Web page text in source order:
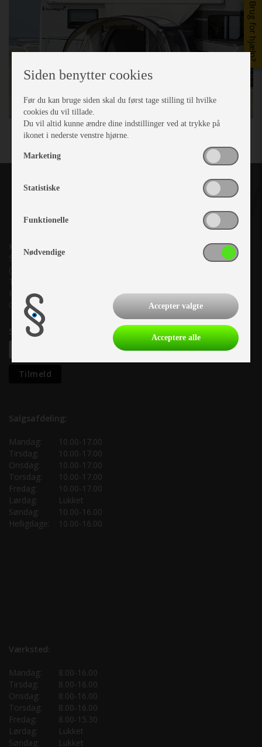
Brug for hjælp?
Kronjyllands Camping Center A/S
Suderholmen 10, 8960 Randers SØ
(Lige ud til Grenåvej)
Tlf. +45 87 10 98 70
Info@as-kcc.dk
CVR: 33 38 77 33
Samtykke til nyhedsbrev
Salgsafdeling:
Mandag:
10.00-17.00
Tirsdag:
10.00-17.00
Onsdag:
10.00-17.00
Torsdag:
10.00-17.00
Fredag:
10.00-17.00
Lørdag:
Lukket
Søndag:
10.00-16.00
Helligdage:
10.00-16.00
Værksted:
Mandag:
8.00-16.00
Tirsdag:
8.00-16.00
Onsdag:
8.00-16.00
Torsdag:
8.00-16.00
Fredag:
8.00-15.30
Lørdag:
Lukket
Søndag:
Lukket
Siden benytter cookies
Før du kan bruge siden skal du først tage stilling til hvilke
cookies du vil tillade.
Du vil altid kunne ændre dine indstillinger ved at trykke på
ikonet i nederste venstre hjørne.
Marketing
Statistiske
Funktionelle
Nødvendige
Accepter valgte
Acceptere alle